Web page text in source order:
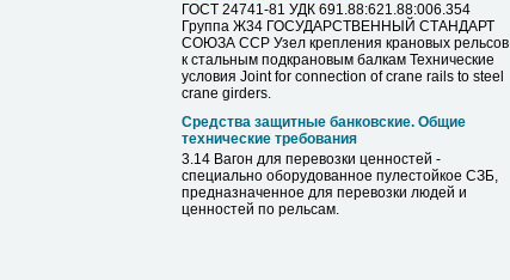
ГОСТ 24741-81 УДК 691.88:621.88:006.354
Группа Ж34 ГОСУДАРСТВЕННЫЙ СТАНДАРТ
СОЮЗА ССР Узел крепления крановых рельсов
к стальным подкрановым балкам Технические
условия Joint for connection of crane rails to steel
crane girders.
Средства защитные банковские. Общие
технические требования
3.14 Вагон для перевозки ценностей -
специально оборудованное пулестойкое СЗБ,
предназначенное для перевозки людей и
ценностей по рельсам.